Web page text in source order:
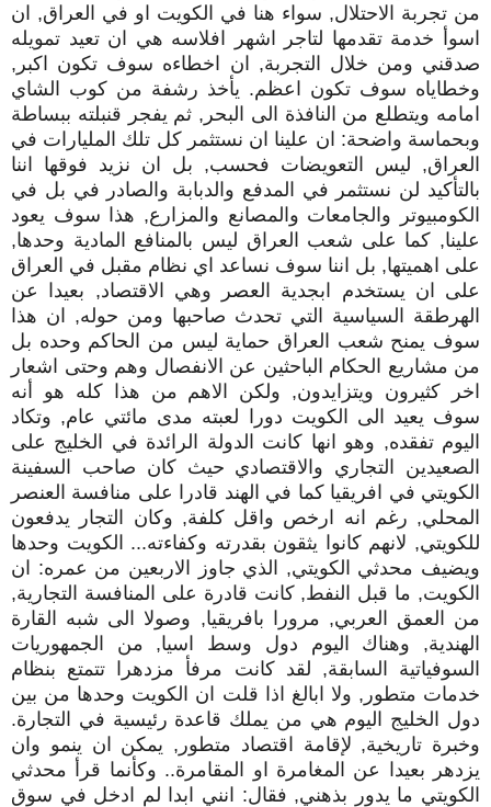
من تجربة الاحتلال, سواء هنا في الكويت او في العراق, ان
اسوأ خدمة تقدمها لتاجر اشهر افلاسه هي ان تعيد تمويله
صدقني ومن خلال التجربة, ان اخطاءه سوف تكون اكبر,
وخطاياه سوف تكون اعظم. يأخذ رشفة من كوب الشاي
امامه ويتطلع من النافذة الى البحر, ثم يفجر قنبلته ببساطة
وبحماسة واضحة: ان علينا ان نستثمر كل تلك المليارات في
العراق, ليس التعويضات فحسب, بل ان نزيد فوقها اننا
بالتأكيد لن نستثمر في المدفع والدبابة والصادر في بل في
الكومبيوتر والجامعات والمصانع والمزارع, هذا سوف يعود
علينا, كما على شعب العراق ليس بالمنافع المادية وحدها,
على اهميتها, بل اننا سوف نساعد اي نظام مقبل في العراق
على ان يستخدم ابجدية العصر وهي الاقتصاد, بعيدا عن
الهرطقة السياسية التي تحدث صاحبها ومن حوله, ان هذا
سوف يمنح شعب العراق حماية ليس من الحاكم وحده بل
من مشاريع الحكام الباحثين عن الانفصال وهم وحتى اشعار
اخر كثيرون ويتزايدون, ولكن الاهم من هذا كله هو أنه
سوف يعيد الى الكويت دورا لعبته مدى مائتي عام, وتكاد
اليوم تفقده, وهو انها كانت الدولة الرائدة في الخليج على
الصعيدين التجاري والاقتصادي حيث كان صاحب السفينة
الكويتي في افريقيا كما في الهند قادرا على منافسة العنصر
المحلي, رغم انه ارخص واقل كلفة, وكان التجار يدفعون
للكويتي, لانهم كانوا يثقون بقدرته وكفاءته... الكويت وحدها
ويضيف محدثي الكويتي, الذي جاوز الاربعين من عمره: ان
الكويت, ما قبل النفط, كانت قادرة على المنافسة التجارية,
من العمق العربي, مرورا بافريقيا, وصولا الى شبه القارة
الهندية, وهناك اليوم دول وسط اسيا, من الجمهوريات
السوفياتية السابقة, لقد كانت مرفأ مزدهرا تتمتع بنظام
خدمات متطور, ولا ابالغ اذا قلت ان الكويت وحدها من بين
دول الخليج اليوم هي من يملك قاعدة رئيسية في التجارة.
وخبرة تاريخية, لإقامة اقتصاد متطور, يمكن ان ينمو وان
يزدهر بعيدا عن المغامرة او المقامرة.. وكأنما قرأ محدثي
الكويتي ما يدور بذهني, فقال: انني ابدا لم ادخل في سوق